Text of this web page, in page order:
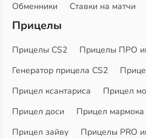
Обменники
Ставки на матчи
Прицелы
Прицелы CS2
Прицелы ПРО
Генератор прицела CS2
Прицел ксантариса
Прицел
Прицел доси
Прицел мармока
Прицел зайву
Прицелы PRO